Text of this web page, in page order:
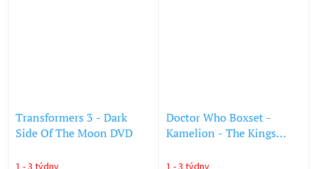
Transformers 3 - Dark
Side Of The Moon DVD
Doctor Who Boxset -
Kamelion - The Kings
DVD